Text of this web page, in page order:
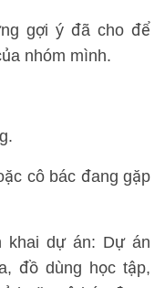
gợi ý đã cho để
nhóm mình.
cô bác đang gặp
khai dự án: Dự án
đồ dùng học tập,